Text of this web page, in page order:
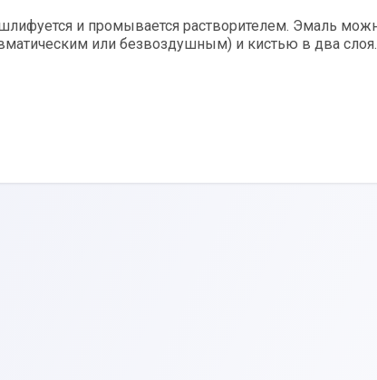
и промывается растворителем. Эмаль
или безвоздушным) и кистью в два слоя.